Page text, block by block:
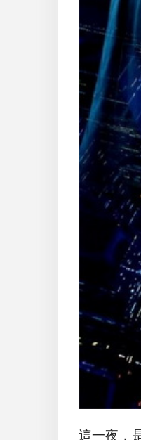
這一夜，